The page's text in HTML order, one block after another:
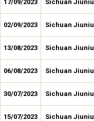
17/09/2023 Sichuan Jiuniu
02/09/2023 Sichuan Jiuniu
13/08/2023 Sichuan Jiuniu
06/08/2023 Sichuan Jiuniu
30/07/2023 Sichuan Jiuniu
15/07/2023 Sichuan Jiuniu